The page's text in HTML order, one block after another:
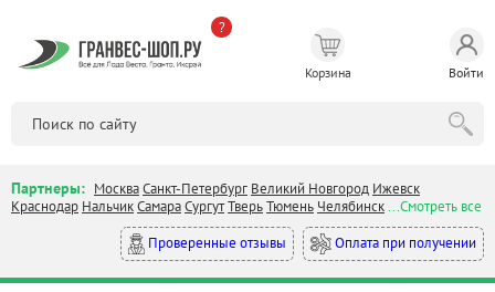
?
Корзина Войти
Партнеры: МоскваСанкт-Петербург Великий Новгород Ижевск
Краснодар НальчикСамараСургутТверьТюмень Челябинск...Смотреть все
Проверенные отзывы
Оплата при получении